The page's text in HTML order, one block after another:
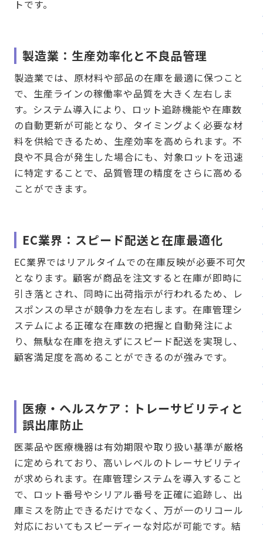
トです。
製造業：生産効率化と不良品管理
製造業では、原材料や部品の在庫を最適に保つこと
で、生産ラインの稼働率や品質を大きく左右しま
す。システム導入により、ロット追跡機能や在庫数
の自動更新が可能となり、タイミングよく必要な材
料を供給できるため、生産効率を高められます。不
良や不具合が発生した場合にも、対象ロットを迅速
に特定することで、品質管理の精度をさらに高める
ことができます。
EC業界：スピード配送と在庫最適化
EC業界ではリアルタイムでの在庫反映が必要不可欠
となります。顧客が商品を注文すると在庫が即時に
引き落とされ、同時に出荷指示が行われるため、レ
スポンスの早さが競争力を左右します。在庫管理シ
ステムによる正確な在庫数の把握と自動発注によ
り、無駄な在庫を抱えずにスピード配送を実現し、
顧客満足度を高めることができるのが強みです。
医療・ヘルスケア：トレーサビリティと
誤出庫防止
医薬品や医療機器は有効期限や取り扱い基準が厳格
に定められており、高いレベルのトレーサビリティ
が求められます。在庫管理システムを導入すること
で、ロット番号やシリアル番号を正確に追跡し、出
庫ミスを防止できるだけでなく、万が一のリコール
対応においてもスピーディーな対応が可能です。結